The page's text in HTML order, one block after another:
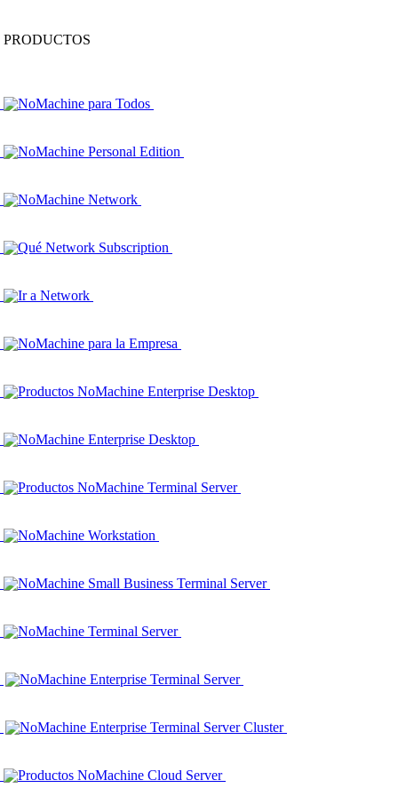
PRODUCTOS
NoMachine para Todos
NoMachine Personal Edition
NoMachine Network
Qué Network Subscription
Ir a Network
NoMachine para la Empresa
Productos NoMachine Enterprise Desktop
NoMachine Enterprise Desktop
Productos NoMachine Terminal Server
NoMachine Workstation
NoMachine Small Business Terminal Server
NoMachine Terminal Server
NoMachine Enterprise Terminal Server
NoMachine Enterprise Terminal Server Cluster
Productos NoMachine Cloud Server